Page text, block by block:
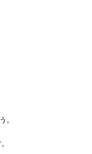
。